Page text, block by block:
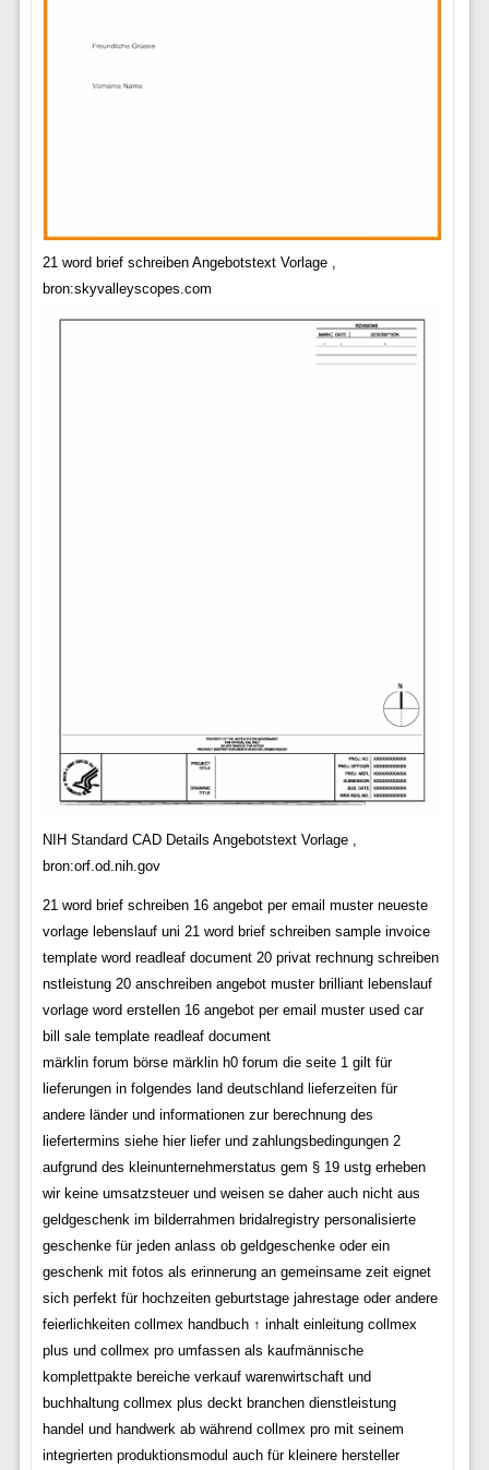
21 word brief schreiben Angebotstext Vorlage ,
bron:skyvalleyscopes.com
NIH Standard CAD Details Angebotstext Vorlage ,
bron:orf.od.nih.gov
21 word brief schreiben 16 angebot per email muster neueste
vorlage lebenslauf uni 21 word brief schreiben sample invoice
template word readleaf document 20 privat rechnung schreiben
nstleistung 20 anschreiben angebot muster brilliant lebenslauf
vorlage word erstellen 16 angebot per email muster used car
bill sale template readleaf document
märklin forum börse märklin h0 forum die seite 1 gilt für
lieferungen in folgendes land deutschland lieferzeiten für
andere länder und informationen zur berechnung des
liefertermins siehe hier liefer und zahlungsbedingungen 2
aufgrund des kleinunternehmerstatus gem § 19 ustg erheben
wir keine umsatzsteuer und weisen se daher auch nicht aus
geldgeschenk im bilderrahmen bridalregistry personalisierte
geschenke für jeden anlass ob geldgeschenke oder ein
geschenk mit fotos als erinnerung an gemeinsame zeit eignet
sich perfekt für hochzeiten geburtstage jahrestage oder andere
feierlichkeiten collmex handbuch ↑ inhalt einleitung collmex
plus und collmex pro umfassen als kaufmännische
komplettpakte bereiche verkauf warenwirtschaft und
buchhaltung collmex plus deckt branchen dienstleistung
handel und handwerk ab während collmex pro mit seinem
integrierten produktionsmodul auch für kleinere hersteller